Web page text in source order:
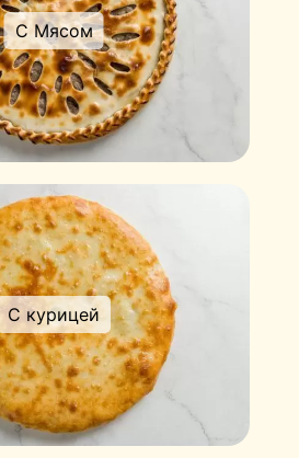
С Мясом
С курицей